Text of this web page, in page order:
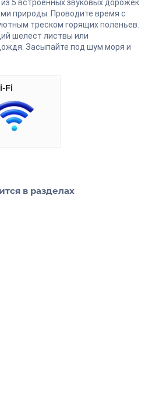
5 встроенных звуковых дорожек
природы. Проводите время с
треском горящих поленьев.
шелест листвы или
Засыпайте под шум моря и
Fi
в разделах